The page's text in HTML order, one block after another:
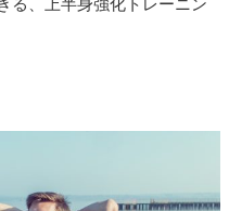
る、上半身強化トレーニン